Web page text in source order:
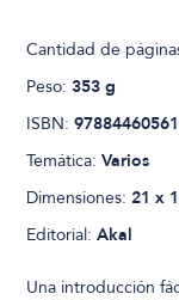
Cantidad de
Peso:353 g
ISBN:
Temática:Varios
Dimensiones:21 x
Editorial:Akal
Una introducción